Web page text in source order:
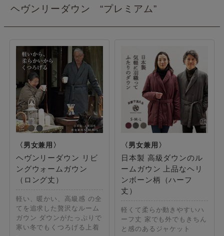
ヘヴンリーダウン “プレミアム”
ヘヴンリーダウン リビ
ングウォームガウン
（ロング丈）
軽い、暖かい、高級感 の全
てを追求した贅沢なルーム
ガウン ダウンがたっぷりで
寒い冬でもくつろげる上着
日本製 高級ダウンのル
ームガウン 上品なヘリ
ンボーン柄（ハーフ
丈）
軽くて柔らか動きやすいハ
ーフ丈 家でも外でもきちん
と感のあるジャケット